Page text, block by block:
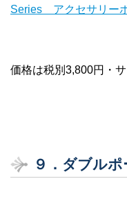
Series アクセサリ
価格は税別3,800円・
９．ダブルポ